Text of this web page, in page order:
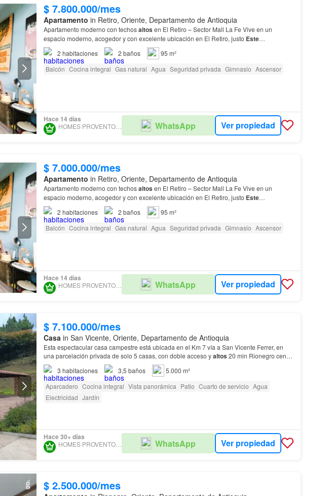
$ 7.800.000/mes
Apartamento in Retiro, Oriente, Departamento de Antioquia
Apartamento moderno con techosaltos en El Retiro – Sector Mall La Fe Vive en un
espacio moderno, acogedor y con excelente ubicación en El Retiro, justo Este
apartamento de 95 m² se destaca por sus techos de 4 metros de altu…
2 habitaciones 2 baños
95 m²
Balcón Cocina integral Gas natural Agua Seguridad privada Gimnasio Ascensor
Hace 14 días
HOMES PROVENTO INMOBILIARIA WhatsApp Ver propiedad
$ 7.000.000/mes
Apartamento in Retiro, Oriente, Departamento de Antioquia
Apartamento moderno con techosaltos en El Retiro – Sector Mall La Fe Vive en un
espacio moderno, acogedor y con excelente ubicación en El Retiro, justo Este
apartamento de 95 m² se destaca por sus techos de 4 metros de altu…
2 habitaciones 2 baños
95 m²
Balcón Cocina integral Gas natural Agua Seguridad privada Gimnasio Ascensor
Hace 14 días
HOMES PROVENTO INMOBILIARIA WhatsApp Ver propiedad
$ 7.100.000/mes
Casa in San Vicente, Oriente, Departamento de Antioquia
Esta espectacular casa campestre está ubicada en el Km 7 vía a San Vicente Ferrer, en
una parcelación privada de solo 5 casas, con doble acceso yaltos 20 min Rionegro centro
45 min Medellín Una propiedad ideal para…
3 habitaciones 3,5 baños
5.000 m²
Aparcadero Cocina integral Vista panorámica Patio Cuarto de servicio Agua
Electricidad Jardín
Hace 30+ días
HOMES PROVENTO INMOBILIARIA WhatsApp Ver propiedad
$ 2.500.000/mes